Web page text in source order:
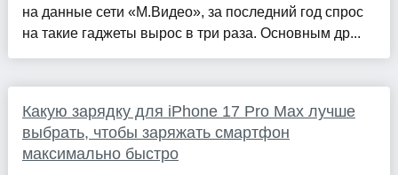
на данные сети «М.Видео», за последний год спрос
на такие гаджеты вырос в три раза. Основным др...
Какую зарядку для iPhone 17 Pro Max лучше
выбрать, чтобы заряжать смартфон
максимально быстро